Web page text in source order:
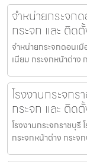
จำหน่ายกระจก
กระจก และ ติด
จำหน่ายกระจกดอนเมื
เนียม กระจกหน้าต่าง
โรงงานกระจก
กระจก และ ติด
โรงงานกระจกราชบุรี
กระจกหน้าต่าง กระจ